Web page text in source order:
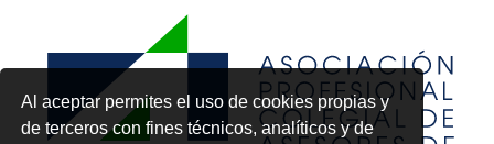
Al aceptar permites el uso de cookies propias y
de terceros con fines técnicos, analíticos y de